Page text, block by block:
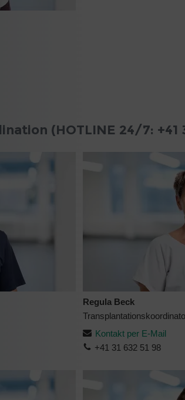
(HOTLINE 24/7: +41
Regula Beck
Kontakt per E-Mail
+41 31 632 51 98